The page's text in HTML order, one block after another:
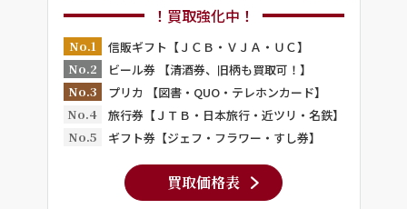
！買取強化中！
No.1
信販ギフト【ＪＣＢ・ＶＪＡ・ＵＣ】
No.2
ビール券 【清酒券、旧柄も買取可！】
No.3
プリカ 【図書・QUO・テレホンカード】
No.4
旅行券【ＪＴＢ・日本旅行・近ツリ・名鉄】
No.5
ギフト券【ジェフ・フラワー・すし券】
買取価格表